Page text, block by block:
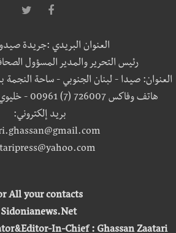
العنوان البريدي :جريدة
رئيس التحرير والمدير المسؤول
العنوان: صيدا - لبنان الجنوبي - ساحة النجمة
هاتف وفاكس 726007 (7) 00961 - خليوي 226013 (3) 00961
بريد إلكتروني:
All your contacts
Sidonianews.Net